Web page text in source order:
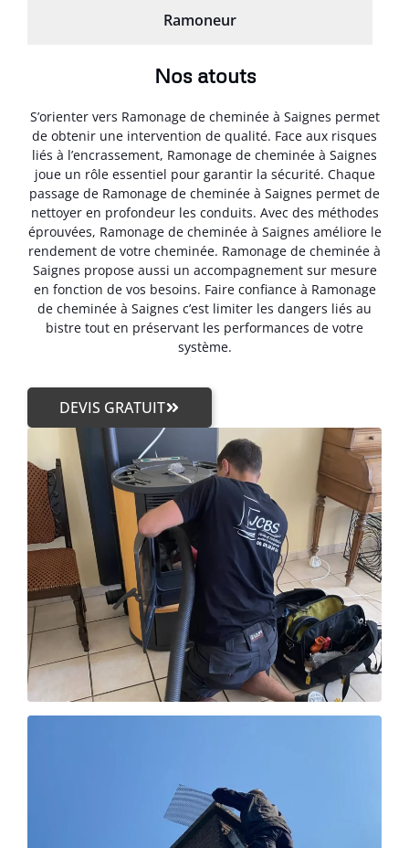
Ramoneur
Nos atouts
S’orienter vers Ramonage de cheminée à Saignes permet
de obtenir une intervention de qualité. Face aux risques
liés à l’encrassement, Ramonage de cheminée à Saignes
joue un rôle essentiel pour garantir la sécurité. Chaque
passage de Ramonage de cheminée à Saignes permet de
nettoyer en profondeur les conduits. Avec des méthodes
éprouvées, Ramonage de cheminée à Saignes améliore le
rendement de votre cheminée. Ramonage de cheminée à
Saignes propose aussi un accompagnement sur mesure
en fonction de vos besoins. Faire confiance à Ramonage
de cheminée à Saignes c’est limiter les dangers liés au
bistre tout en préservant les performances de votre
système.
DEVIS GRATUIT